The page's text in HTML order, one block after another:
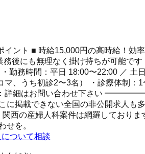
■ 時給15,000円の高時給！効率
後にも無理なく掛け持ちが可能で
務時間：平日 18:00〜22:00 ／ 土
、うち初診2〜3名） ・診療体制
クセス：詳細はお問い合わせ
掲載できない全国の非公開求人も
西の産婦人科案件は網羅しており
せを。
ついて相談